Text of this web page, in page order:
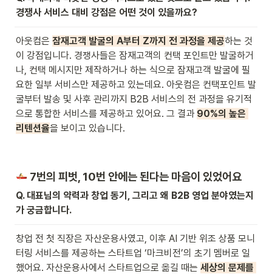
경쟁사 서비스 대비 강점은 어떤 것이 있을까요?
아웃컴은 잠재고객 발굴의 A부터 Z까지 전 과정을 제공하는 것
이 강점입니다. 경쟁사들은 잠재고객의 컨택 포인트만 발굴하거
나, 컨택 메시지만 제작하거나 하는 식으로 잠재고객 발굴에 필
요한 일부 서비스만 제공하고 있는데요. 아웃컴은 컨택포인트 발
굴부터 발송 및 사후 관리까지 B2B 서비스의 전 과정을 유기적
으로 통합한 서비스를 제공하고 있어요. 그 결과 90%의 높은
리텐션율을 보이고 있습니다.
7번의 피벗, 10번 안에는 된다는 마음이 있었어요
Q. 대표님의 약력과 창업 동기, 그리고 왜 B2B 영업 분야였는지
가 궁금합니다.
창업 전 첫 직장은 자산운용사였고, 이후 AI 기반 위조 상품 모니
터링 서비스를 제공하는 스타트업 ‘마크비전’의 초기 멤버로 일
했어요. 자산운용사에서 스타트업으로 옮길 때는 세상의 문제를